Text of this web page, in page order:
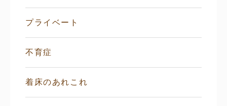
プライベート
不育症
着床のあれこれ